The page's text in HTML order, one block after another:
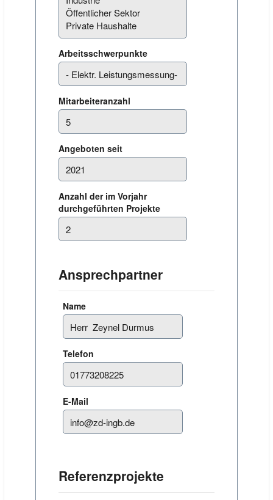
Arbeitsschwerpunkte
Mitarbeiteranzahl
Angeboten seit
Anzahl der im Vorjahr
durchgeführten Projekte
Ansprechpartner
Name
Telefon
E-Mail
Referenzprojekte